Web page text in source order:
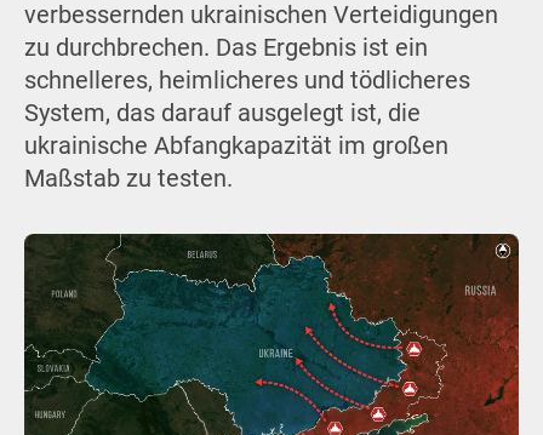
verbessernden ukrainischen Verteidigungen
zu durchbrechen. Das Ergebnis ist ein
schnelleres, heimlicheres und tödlicheres
System, das darauf ausgelegt ist, die
ukrainische Abfangkapazität im großen
Maßstab zu testen.